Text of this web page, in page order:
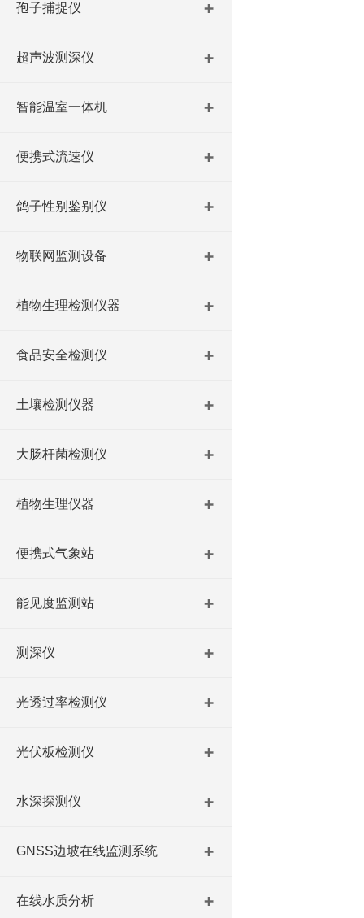
孢子捕捉仪
超声波测深仪
智能温室一体机
便携式流速仪
鸽子性别鉴别仪
物联网监测设备
植物生理检测仪器
食品安全检测仪
土壤检测仪器
大肠杆菌检测仪
植物生理仪器
便携式气象站
能见度监测站
测深仪
光透过率检测仪
光伏板检测仪
水深探测仪
GNSS边坡在线监测系统
在线水质分析